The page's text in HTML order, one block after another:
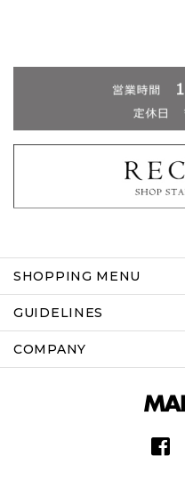
SHOPPING MENU
GUIDELINES
COMPANY